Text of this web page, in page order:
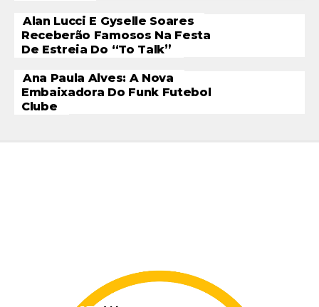
Alan Lucci E Gyselle Soares
Receberão Famosos Na Festa
De Estreia Do “To Talk”
Ana Paula Alves: A Nova
Embaixadora Do Funk Futebol
Clube